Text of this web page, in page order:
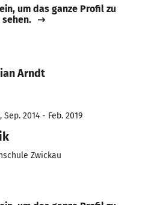
um das ganze Profil zu
sehen.
Arndt
2014 - Feb. 2019
Zwickau